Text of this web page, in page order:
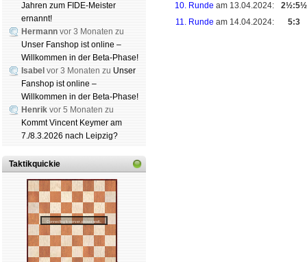
Jahren zum FIDE-Meister
ernannt!
Hermann vor 3 Monaten zu
Unser Fanshop ist online –
Willkommen in der Beta-Phase!
Isabel vor 3 Monaten zu Unser
Fanshop ist online –
Willkommen in der Beta-Phase!
Henrik vor 5 Monaten zu
Kommt Vincent Keymer am
7./8.3.2026 nach Leipzig?
Taktikquickie
10. Runde am 13.04.2024:
2½:5½
11. Runde am 14.04.2024: 5:3